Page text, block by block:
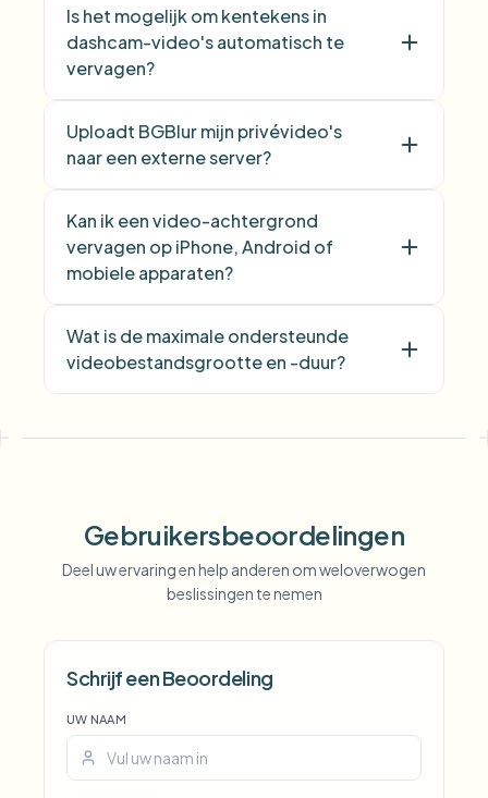
Is het mogelijk om kentekens in
dashcam-video's automatisch te
vervagen?
Uploadt BGBlur mijn privévideo's
naar een externe server?
Kan ik een video-achtergrond
vervagen op iPhone, Android of
mobiele apparaten?
Wat is de maximale ondersteunde
videobestandsgrootte en -duur?
Gebruikersbeoordelingen
Deel uw ervaring en help anderen om weloverwogen
beslissingen te nemen
Schrijf een Beoordeling
UW NAAM